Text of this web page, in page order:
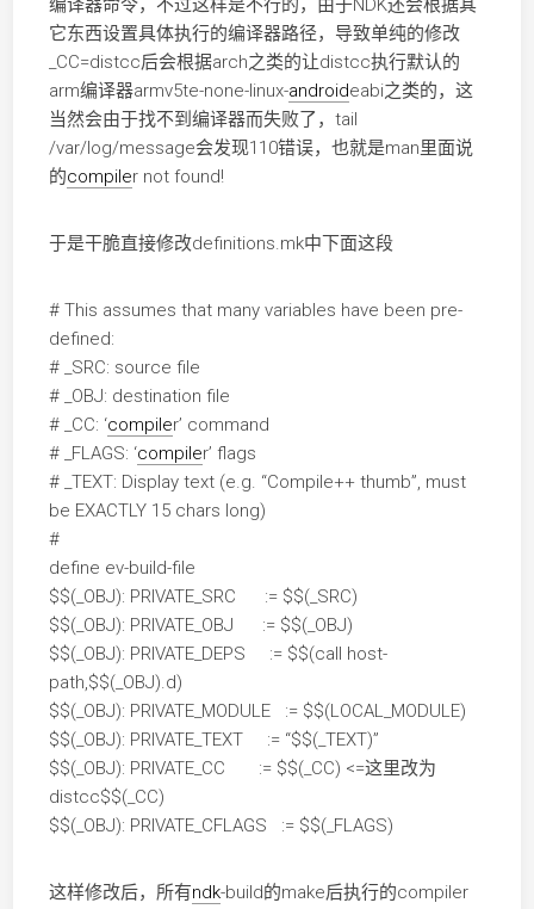
编译器命令，不过这样是不行的，由于NDK还会根据其
它东西设置具体执行的编译器路径，导致单纯的修改
_CC=distcc后会根据arch之类的让distcc执行默认的
arm编译器armv5te-none-linux-androideabi之类的，这
当然会由于找不到编译器而失败了，tail
/var/log/message会发现110错误，也就是man里面说
的compiler not found!
于是干脆直接修改definitions.mk中下面这段
# This assumes that many variables have been pre-
defined:
# _SRC: source file
# _OBJ: destination file
# _CC: ‘compiler’ command
# _FLAGS: ‘compiler’ flags
# _TEXT: Display text (e.g. “Compile++ thumb”, must
be EXACTLY 15 chars long)
#
define ev-build-file
$$(_OBJ): PRIVATE_SRC := $$(_SRC)
$$(_OBJ): PRIVATE_OBJ := $$(_OBJ)
$$(_OBJ): PRIVATE_DEPS := $$(call host-
path,$$(_OBJ).d)
$$(_OBJ): PRIVATE_MODULE := $$(LOCAL_MODULE)
$$(_OBJ): PRIVATE_TEXT := “$$(_TEXT)”
$$(_OBJ): PRIVATE_CC := $$(_CC) <=这里改为
distcc$$(_CC)
$$(_OBJ): PRIVATE_CFLAGS := $$(_FLAGS)
这样修改后，所有ndk-build的make后执行的compiler